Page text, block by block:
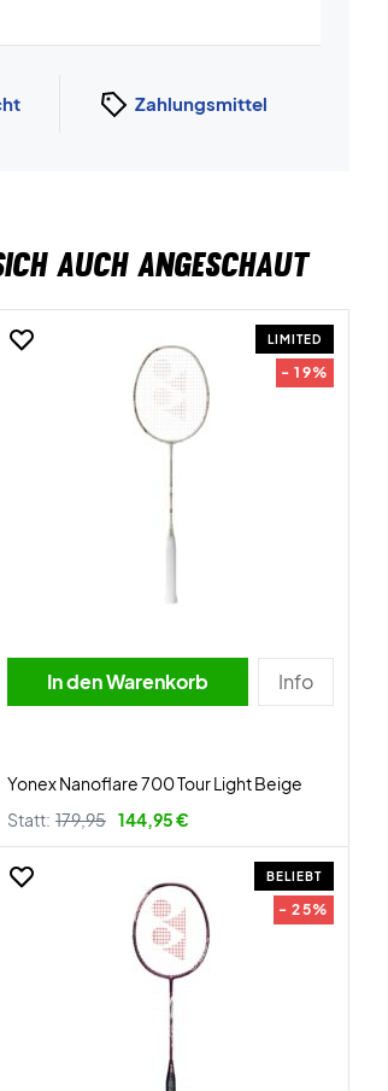
Zahlungsmittel
AUCH ANGESCHAUT
LIMITED
- 19%
In den Warenkorb Info
Yonex Nanoflare 700 Tour Light Beige
Statt: 179,95 144,95 €
BELIEBT
- 25%